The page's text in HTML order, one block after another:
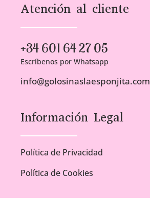
Atención al cliente
+34 601 64 27 05
Escríbenos por Whatsapp
info@golosinaslaesponjita.com
Información Legal
Política de Privacidad
Política de Cookies